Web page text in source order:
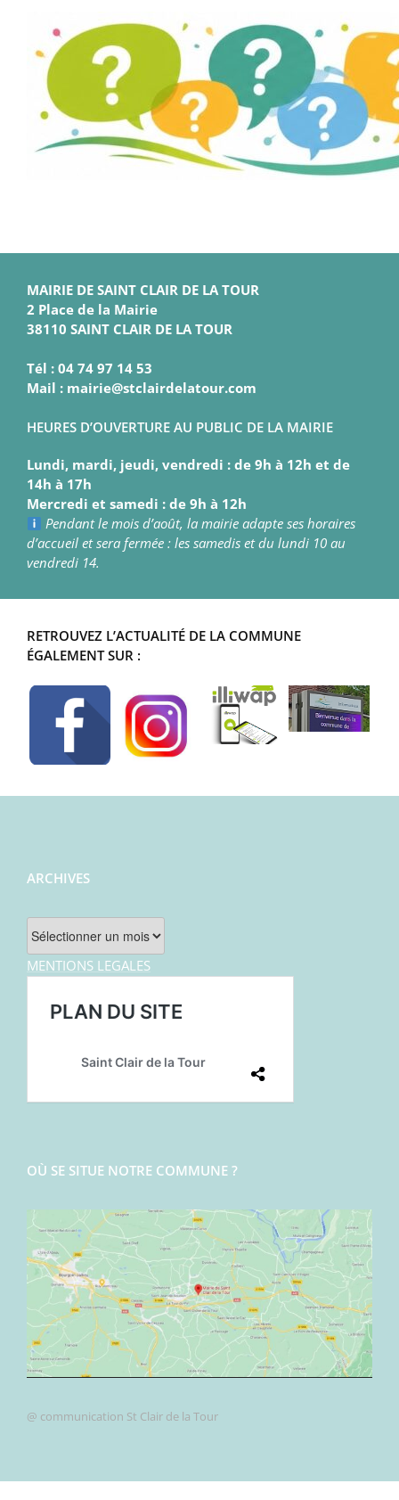
MAIRIE DE SAINT CLAIR DE LA TOUR
2 Place de la Mairie
38110 SAINT CLAIR DE LA TOUR
Tél : 04 74 97 14 53
Mail : mairie@stclairdelatour.com
HEURES D’OUVERTURE AU PUBLIC DE LA MAIRIE
Lundi, mardi, jeudi, vendredi : de 9h à 12h et de
14h à 17h
Mercredi et samedi : de 9h à 12h
Pendant le mois d’août, la mairie adapte ses horaires
d’accueil et sera fermée : les samedis et du lundi 10 au
vendredi 14.
RETROUVEZ L’ACTUALITÉ DE LA COMMUNE
ÉGALEMENT SUR :
ARCHIVES
Archives
MENTIONS LEGALES
OÙ SE SITUE NOTRE COMMUNE ?
@ communication St Clair de la Tour